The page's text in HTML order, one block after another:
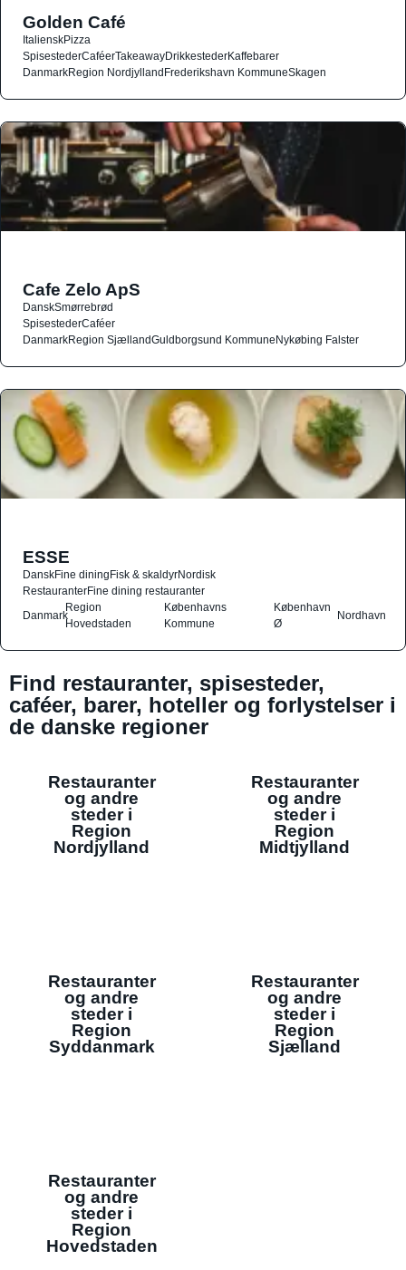
Golden Café
ItalienskPizza
SpisestederCaféerTakeawayDrikkestederKaffebarer
DanmarkRegion NordjyllandFrederikshavn KommuneSkagen
Cafe Zelo ApS
DanskSmørrebrød
SpisestederCaféer
DanmarkRegion SjællandGuldborgsund KommuneNykøbing Falster
ESSE
DanskFine diningFisk & skaldyrNordisk
RestauranterFine dining restauranter
Danmark
Region
Hovedstaden
Københavns
Kommune
København
Ø
Nordhavn
Find restauranter, spisesteder,
caféer, barer, hoteller og forlystelser i
de danske regioner
Restauranter
og andre
steder i
Region
Nordjylland
Restauranter
og andre
steder i
Region
Midtjylland
Restauranter
og andre
steder i
Region
Syddanmark
Restauranter
og andre
steder i
Region
Sjælland
Restauranter
og andre
steder i
Region
Hovedstaden